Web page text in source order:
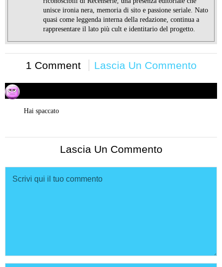
unisce ironia nera, memoria di sito e passione seriale. Nato
quasi come leggenda interna della redazione, continua a
rappresentare il lato più cult e identitario del progetto.
1 Comment Lascia Un Commento
detto:
Hai spaccato
Lascia Un Commento